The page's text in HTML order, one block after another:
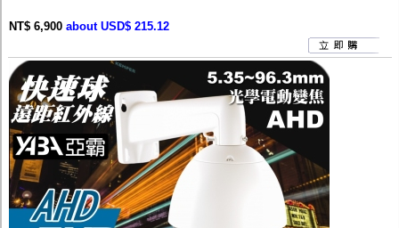
NT$ 6,900 about USD$ 215.12